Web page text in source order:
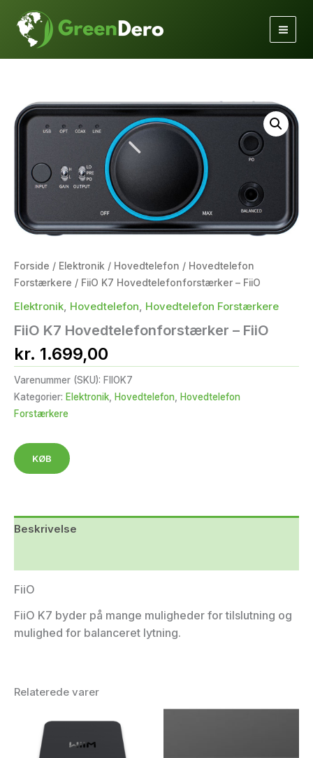
indholdet
Forside / Elektronik / Hovedtelefon / Hovedtelefon
Forstærkere / FiiO K7 Hovedtelefonforstærker – FiiO
Elektronik, Hovedtelefon, Hovedtelefon Forstærkere
FiiO K7 Hovedtelefonforstærker – FiiO
kr. 1.699,00
Varenummer (SKU): FIIOK7
Kategorier: Elektronik Hovedtelefon
Hovedtelefon
Forstærkere
KØB
Beskrivelse
FiiO
FiiO K7 byder på mange muligheder for tilslutning og
mulighed for balanceret lytning.
Relaterede varer